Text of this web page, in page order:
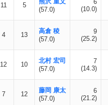
11 5
(57.0)
6
(10.0)
4 13
高倉 稜
(57.0)
9
(25.2)
12 10
北村 宏司
(57.0)
7
(14.3)
7 12
藤岡 康太
(57.0)
6
(21.2)